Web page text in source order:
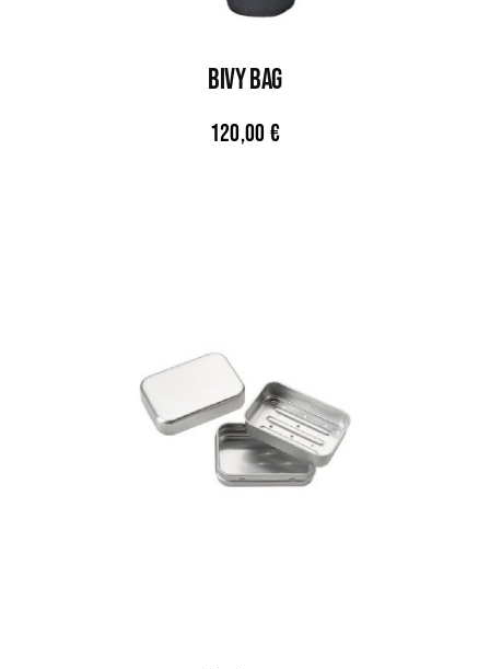
BIVY BAG
120,00 €